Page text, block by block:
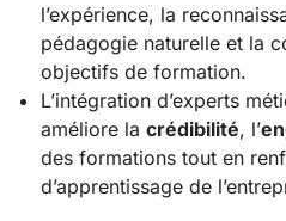
l’expérience, la
pédagogie naturelle et la
objectifs de formation.
L’intégration d’experts
améliore la crédibilité, l’
des formations tout en
d’apprentissage de